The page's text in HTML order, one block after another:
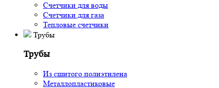
Счетчики для воды
Счетчики для газа
Тепловые счетчики
Трубы
Трубы
Из сшитого полиэтилена
Металлопластиковые